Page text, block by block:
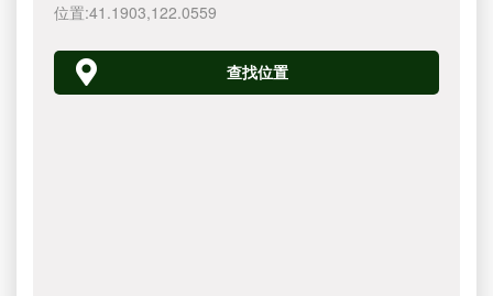
位置:41.1903,122.0560
查找位置